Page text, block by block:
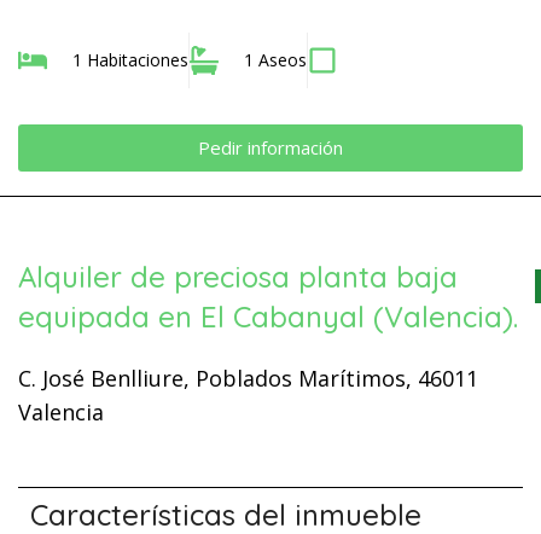
1 Habitaciones 1 Aseos
Pedir información
Alquiler de preciosa planta baja
equipada en El Cabanyal (Valencia).
C. José Benlliure, Poblados Marítimos, 46011
Valencia
Características del inmueble